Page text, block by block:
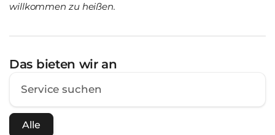
willkommen zu heißen.
Das bieten wir an
Alle